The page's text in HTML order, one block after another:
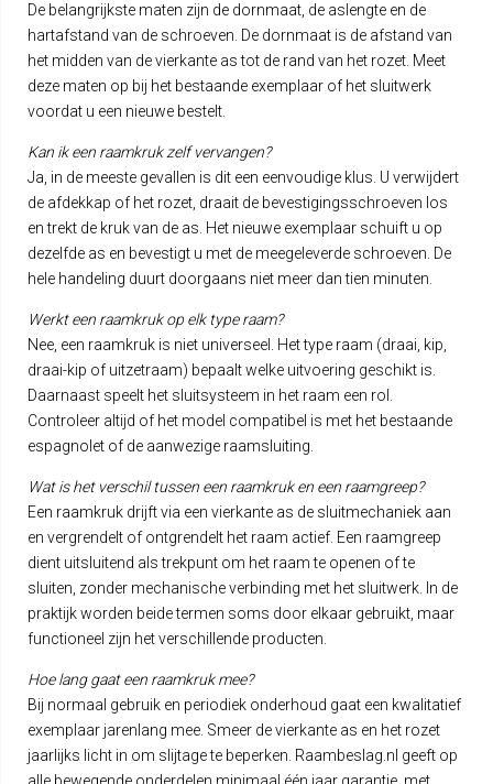
De belangrijkste maten zijn de dornmaat, de aslengte en de
hartafstand van de schroeven. De dornmaat is de afstand van
het midden van de vierkante as tot de rand van het rozet. Meet
deze maten op bij het bestaande exemplaar of het sluitwerk
voordat u een nieuwe bestelt.
Kan ik een raamkruk zelf vervangen?
Ja, in de meeste gevallen is dit een eenvoudige klus. U verwijdert
de afdekkap of het rozet, draait de bevestigingsschroeven los
en trekt de kruk van de as. Het nieuwe exemplaar schuift u op
dezelfde as en bevestigt u met de meegeleverde schroeven. De
hele handeling duurt doorgaans niet meer dan tien minuten.
Werkt een raamkruk op elk type raam?
Nee, een raamkruk is niet universeel. Het type raam (draai, kip,
draai-kip of uitzetraam) bepaalt welke uitvoering geschikt is.
Daarnaast speelt het sluitsysteem in het raam een rol.
Controleer altijd of het model compatibel is met het bestaande
espagnolet of de aanwezige raamsluiting.
Wat is het verschil tussen een raamkruk en een raamgreep?
Een raamkruk drijft via een vierkante as de sluitmechaniek aan
en vergrendelt of ontgrendelt het raam actief. Een raamgreep
dient uitsluitend als trekpunt om het raam te openen of te
sluiten, zonder mechanische verbinding met het sluitwerk. In de
praktijk worden beide termen soms door elkaar gebruikt, maar
functioneel zijn het verschillende producten.
Hoe lang gaat een raamkruk mee?
Bij normaal gebruik en periodiek onderhoud gaat een kwalitatief
exemplaar jarenlang mee. Smeer de vierkante as en het rozet
jaarlijks licht in om slijtage te beperken. Raambeslag.nl geeft op